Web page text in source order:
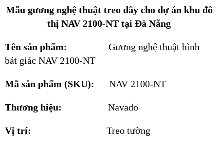
Mẫu gương nghệ thuật treo dâycho dự án khu đô
thị NAV 2100-NT tại Đà Nẵng
Tên sản phẩm: Gương nghệ thuật hình
bát giác NAV 2100-NT
Mã sản phẩm (SKU): NAV 2100-NT
Thương hiệu: Navado
Vị trí: Treo tường